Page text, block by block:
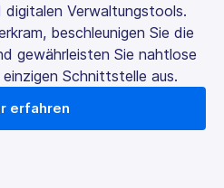
Verwaltungstools.
beschleunigen Sie die
gewährleisten Sie nahtlose
Schnittstelle aus.
erfahren